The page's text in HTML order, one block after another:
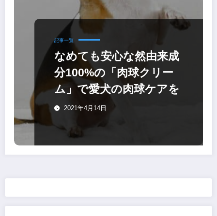
記事一覧
なめても安心な然由来成
分100%の「肉球クリー
ム」で愛犬の肉球ケアを
2021年4月14日